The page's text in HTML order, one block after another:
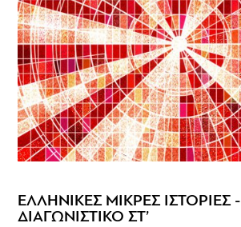
ΕΛΛΗΝΙΚΕΣ ΜΙΚΡΕΣ ΙΣΤΟΡΙΕΣ -
ΔΙΑΓΩΝΙΣΤΙΚΟ ΣΤ’